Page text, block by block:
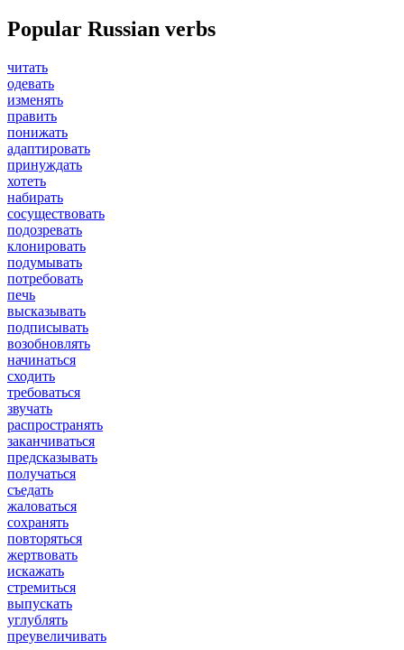
Popular Russian verbs
читать
одевать
изменять
править
понижать
адаптировать
принуждать
хотеть
набирать
сосуществовать
подозревать
клонировать
подумывать
потребовать
печь
высказывать
подписывать
возобновлять
начинаться
сходить
требоваться
звучать
распространять
заканчиваться
предсказывать
получаться
съедать
жаловаться
сохранять
повторяться
жертвовать
искажать
стремиться
выпускать
углублять
преувеличивать